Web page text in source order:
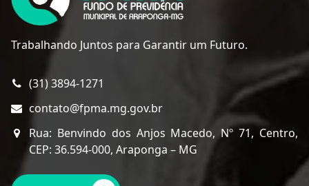
Trabalhando Juntos para Garantir um Futuro.
(31) 3894-1271
contato@fpma.mg.gov.br
Rua: Benvindo dos Anjos Macedo, Nº 71, Centro,
CEP: 36.594-000, Araponga – MG